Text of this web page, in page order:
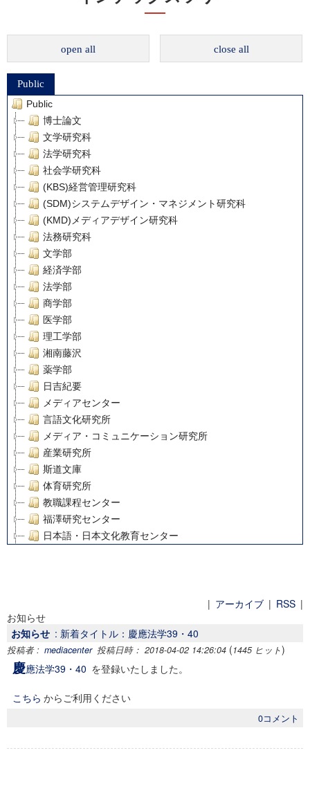
open all close all
Public
Public
博士論文
文学研究科
法学研究科
社会学研究科
(KBS)経営管理研究科
(SDM)システムデザイン・マネジメント研究科
(KMD)メディアデザイン研究科
法務研究科
文学部
経済学部
法学部
商学部
医学部
理工学部
湘南藤沢
薬学部
日吉紀要
メディアセンター
言語文化研究所
メディア・コミュニケーション研究所
産業研究所
斯道文庫
体育研究所
教職課程センター
福澤研究センター
日本語・日本文化教育センター
グローバルリサーチインスティテュート
塾内助成報告書
科学研究費補助金研究成果報告書
21世紀COEプログラム
慶應義塾大学グローバルCOEプログラム市民社会ガバナンス
博士課程教育リーディングプログラム「超成熟社会発展のサ
| アーカイブ | RSS |
お知らせ
お知らせ : 新着タイトル：慶應法学39・40
投稿者 : mediacenter 投稿日時： 2018-04-02 14:26:04 (1445 ヒット)
慶應法学39・40 を登録いたしました。
こちら からご利用ください
0コメント